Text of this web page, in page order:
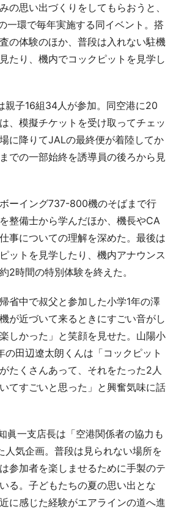
の思い出づくりをしてもらおうと、
一環で毎年実施する同イベント。搭
の体験のほか、普段は入れない駐機
たり、機内でコックピットを見学し
子16組34人が参加。同空港に20
、模擬チケットを受け取ってチェッ
に降りてJALの最終便が着陸してか
での一部始終を誘導員の後ろから見
ーイング737-800機のそばまで行
整備士から学んだほか、機長やCA
事についての理解を深めた。最後は
ットを見学したり、機内アナウンス
2時間の特別体験を終えた。
省中で叔父と参加した小学1年の澤
が近づいて来るときにすごい音がし
しかった」と笑顔を見せた。山陽小
の田辺遼太朗くんは「コックピット
たくさんあって、それをたった2人
てすごいと思った」と興奮気味に話
一支店長は「空港関係者の協力も
人気企画。普段は見られない場所を
参加者を楽しませるために手製のテ
る。子どもたちの夏の思い出とな
に感じた経験がエアラインの道へ進